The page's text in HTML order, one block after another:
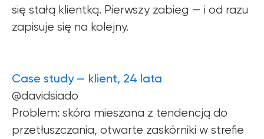
się stałą klientką. Pierwszy zabieg — i od razu
zapisuje się na kolejny.
Case study — klient, 24 lata
@davidsiado
Problem: skóra mieszana z tendencją do
przetłuszczania, otwarte zaskórniki w strefie